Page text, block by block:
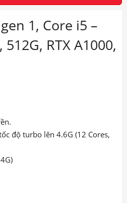
1, Core i5 –
RTX A1000,
độ turbo lên 4.6G (12 Cores,